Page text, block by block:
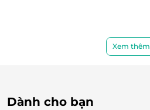
Xem thêm
Dành cho bạn